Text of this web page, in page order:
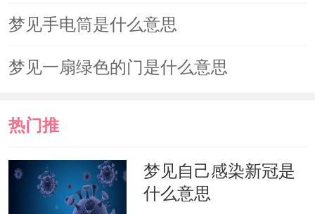
意思
梦见手电筒是什么意思
梦见一扇绿色的门是什么意思
热门推
荐
梦见自己感染新冠是
什么意思